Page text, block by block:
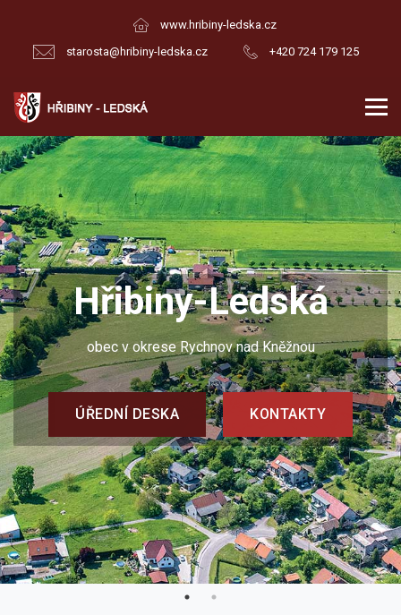
www.hribiny-ledska.cz
starosta@hribiny-ledska.cz
+420 724 179 125
Hřibiny-Ledská
obec v okrese Rychnov nad Kněžnou
ÚŘEDNÍ DESKA KONTAKTY